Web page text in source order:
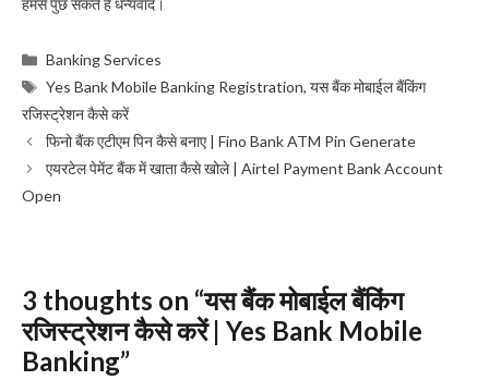
हमसे पुछ सकते है धन्यवाद।
Categories
Banking Services
Tags
Yes Bank Mobile Banking Registration,यस बैंक मोबाईल बैंकिंग
रजिस्ट्रेशन कैसे करें
फिनो बैंक एटीएम पिन कैसे बनाए | Fino Bank ATM Pin Generate
एयरटेल पेमेंट बैंक में खाता कैसे खोले | Airtel Payment Bank Account
Open
3 thoughts on “यस बैंक मोबाईल बैंकिंग
रजिस्ट्रेशन कैसे करें | Yes Bank Mobile
Banking”